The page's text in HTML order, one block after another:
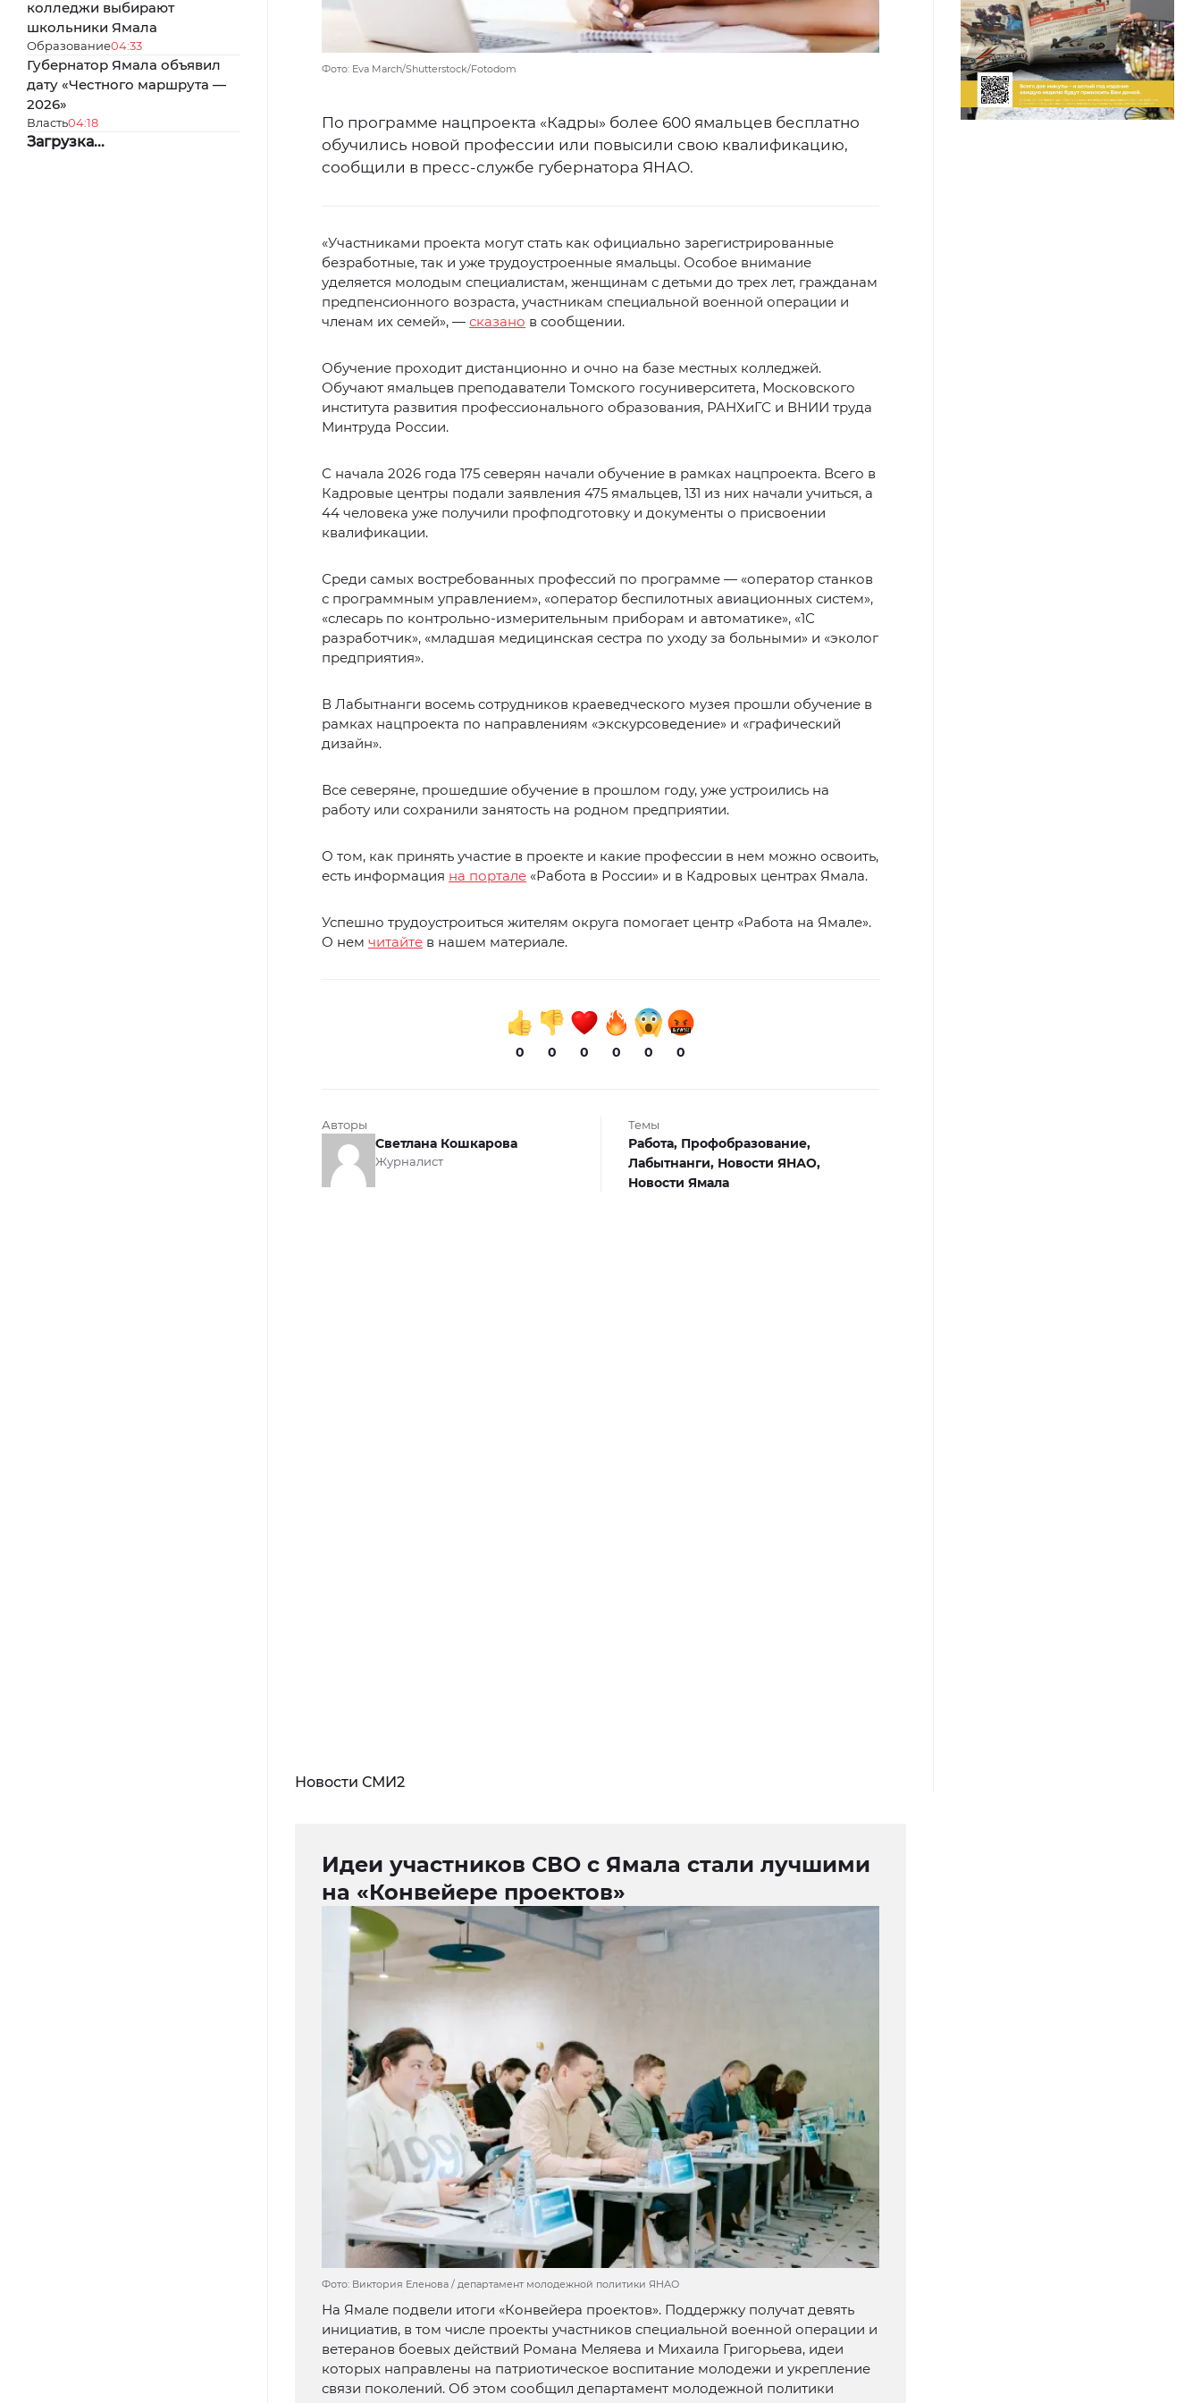
колледжи выбирают
школьники Ямала
Образование04:33
Губернатор Ямала объявил
дату «Честного маршрута —
2026»
Власть04:18
Загрузка...
Фото: Eva March/Shutterstock/Fotodom
По программе нацпроекта «Кадры» более 600 ямальцев бесплатно
обучились новой профессии или повысили свою квалификацию,
сообщили в пресс-службе губернатора ЯНАО.
«Участниками проекта могут стать как официально зарегистрированные
безработные, так и уже трудоустроенные ямальцы. Особое внимание
уделяется молодым специалистам, женщинам с детьми до трех лет, гражданам
предпенсионного возраста, участникам специальной военной операции и
членам их семей», — сказано в сообщении.
Обучение проходит дистанционно и очно на базе местных колледжей.
Обучают ямальцев преподаватели Томского госуниверситета, Московского
института развития профессионального образования, РАНХиГС и ВНИИ труда
Минтруда России.
С начала 2026 года 175 северян начали обучение в рамках нацпроекта. Всего в
Кадровые центры подали заявления 475 ямальцев, 131 из них начали учиться, а
44 человека уже получили профподготовку и документы о присвоении
квалификации.
Среди самых востребованных профессий по программе — «оператор станков
с программным управлением», «оператор беспилотных авиационных систем»,
«слесарь по контрольно-измерительным приборам и автоматике», «1С
разработчик», «младшая медицинская сестра по уходу за больными» и «эколог
предприятия».
В Лабытнанги восемь сотрудников краеведческого музея прошли обучение в
рамках нацпроекта по направлениям «экскурсоведение» и «графический
дизайн».
Все северяне, прошедшие обучение в прошлом году, уже устроились на
работу или сохранили занятость на родном предприятии.
О том, как принять участие в проекте и какие профессии в нем можно освоить,
есть информация на портале «Работа в России» и в Кадровых центрах Ямала.
Успешно трудоустроиться жителям округа помогает центр «Работа на Ямале».
О нем читайте в нашем материале.
0 0 0 0 0 0
Авторы
Светлана Кошкарова
Журналист
Темы
Работа, Профобразование,
Лабытнанги, Новости ЯНАО,
Новости Ямала
Новости СМИ2
Идеи участников СВО с Ямала стали лучшими
на «Конвейере проектов»
Фото: Виктория Еленова / департамент молодежной политики ЯНАО
На Ямале подвели итоги «Конвейера проектов». Поддержку получат девять
инициатив, в том числе проекты участников специальной военной операции и
ветеранов боевых действий Романа Меляева и Михаила Григорьева, идеи
которых направлены на патриотическое воспитание молодежи и укрепление
связи поколений. Об этом сообщил департамент молодежной политики